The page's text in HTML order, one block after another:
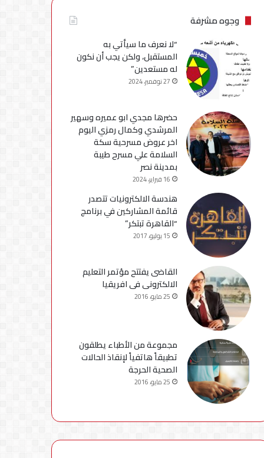
وجوه مشرفة
“لا نعرف ما سيأتي به
المستقبل، ولكن يجب أن نكون
له مستعدين”
27 نوفمبر، 2024
حضرها مجدي ابو عميره وسهير
المرشدي وكمال رمزي اليوم
اخر عروض مسرحية سكة
السلامة علي مسرح طيبة
بمدينة نصر
16 فبراير، 2024
هندسة الالكترونيات تتصدر
قائمة المشاركين في برنامج
“القاهرة تبتكر”
15 يوليو، 2017
القاضى يفتتح مؤتمر التعليم
الالكترونى فى افريقيا
25 مايو، 2016
مجموعة من الأطباء يطلقون
تطبيقاً هاتفياً لإنقاذ الحالات
الصحية الحرجة
25 مايو، 2016